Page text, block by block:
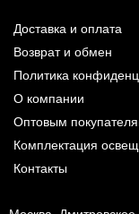
Доставка и оплата
Возврат и обмен
Политика
О компании
Оптовым
Комплектация
Контакты